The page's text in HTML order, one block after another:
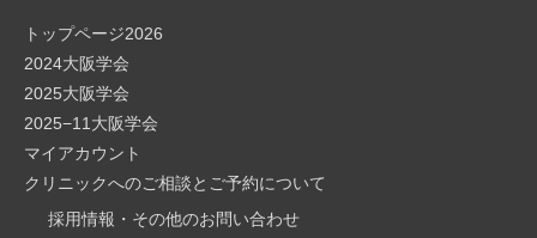
トップページ2026
2024大阪学会
2025大阪学会
2025−11大阪学会
マイアカウント
クリニックへのご相談とご予約について
採用情報・その他のお問い合わせ